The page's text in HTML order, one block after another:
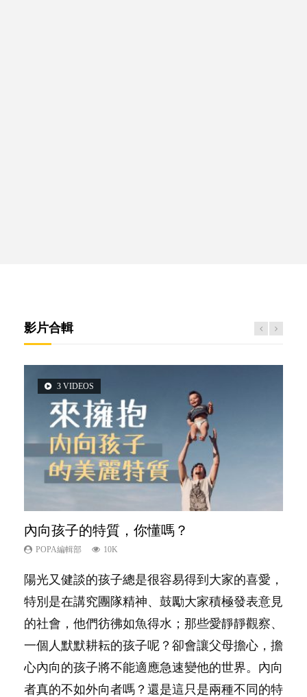
影片合輯
3 VIDEOS
內向孩子的特質，你懂嗎？
POPA編輯部 10K
陽光又健談的孩子總是很容易得到大家的喜愛，
特別是在講究團隊精神、鼓勵大家積極發表意見
的社會，他們彷彿如魚得水；那些愛靜靜觀察、
一個人默默耕耘的孩子呢？卻會讓父母擔心，擔
心內向的孩子將不能適應急速變他的世界。內向
者真的不如外向者嗎？還是這只是兩種不同的特
6 VIDEOS
愛孩子也別忘了愛自己，父母如何關顧自
己的身心靈？
照顧孩子衣食住行、陪同兒女應對功課測驗，還
要陪玩製造親子時間，尚要處理家中雜項要
務……當父母的，有千百個任務要做。可惜，有
一樣重要至極的，總被遺漏——關注自己的情緒
和心理健康。...
5 VIDEOS
夫妻必看！經營婚姻，沒捷徑
POPA編輯部 22.9K
你是不是也曾經以為只要跟相愛的人結婚，就自
然能走到白頭，但生了孩子卻發現事情不如你所
料？ 經營婚姻，不如我們想像的簡單，卻也不
是大家說得那麼難。一起來認識婚姻的真相！...
14 VIDEOS
新手父母不用怕
POPA編輯部 16.3K
相信許多人初為人父母，由懷孕開始到孩子呱呱
落地，心中都有數之不盡的問題～這裡一次過集
合我們以往製作過的相關短片。 這段路讓我們
跟你同行～...
2 VIDEOS
想孩子學好外語，點做好？
POPA編輯部 9.9K
有人話學多種語言越早開始越好，有人卻說一時
間太多語言，會令孩子感到混淆，到底誰是誰
非？聽聽專家怎樣說，解開語言學習的迷思～...